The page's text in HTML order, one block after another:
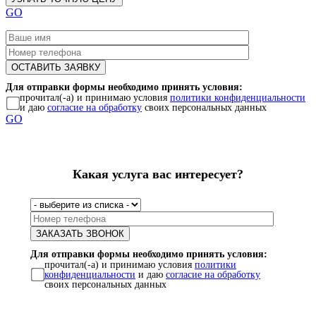
GO
Для отправки формы необходимо принять условия:
прочитал(-а) и принимаю условия политики конфиденциальности
и даю согласие на обработку своих персональных данных
GO
Какая услуга вас интересует?
Для отправки формы необходимо принять условия:
прочитал(-а) и принимаю условия политики
конфиденциальности и даю согласие на обработку
своих персональных данных